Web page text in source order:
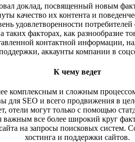
доклад, посвященный новым
качество их контента и
удовлетворенности
факторах, как разнообразие
контактной информации,
аккаунты компании в
К чему ведет
комплексным и сложным
для SEO и всего продвижения в
отели могут только с помощью
все более широкий круг
на запросы поисковых систем.
хостинга и поддержки сайтов.